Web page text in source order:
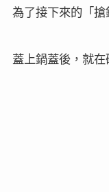
為了接下來的「搶
蓋上鍋蓋後，就